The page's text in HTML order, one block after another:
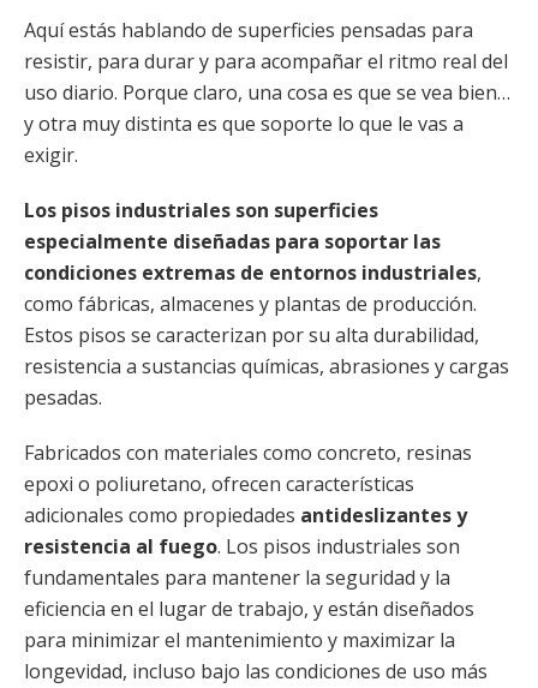
Aquí estás hablando de superficies pensadas para
resistir, para durar y para acompañar el ritmo real del
uso diario. Porque claro, una cosa es que se vea bien…
y otra muy distinta es que soporte lo que le vas a
exigir.
Los pisos industriales son superficies
especialmente diseñadas para soportar las
condiciones extremas de entornos industriales,
como fábricas, almacenes y plantas de producción.
Estos pisos se caracterizan por su alta durabilidad,
resistencia a sustancias químicas, abrasiones y cargas
pesadas.
Fabricados con materiales como concreto, resinas
epoxi o poliuretano, ofrecen características
adicionales como propiedades antideslizantes y
resistencia al fuego. Los pisos industriales son
fundamentales para mantener la seguridad y la
eficiencia en el lugar de trabajo, y están diseñados
para minimizar el mantenimiento y maximizar la
longevidad, incluso bajo las condiciones de uso más